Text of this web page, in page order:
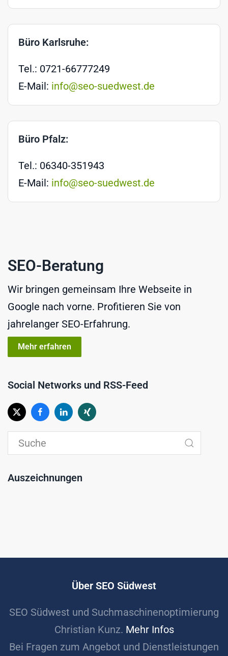
Büro Karlsruhe:
Tel.: 0721-66777249
E-Mail: info@seo-suedwest.de
Büro Pfalz:
Tel.: 06340-351943
E-Mail: info@seo-suedwest.de
SEO-Beratung
Wir bringen gemeinsam Ihre Webseite in
Google nach vorne. Profitieren Sie von
jahrelanger SEO-Erfahrung.
Mehr erfahren
Social Networks und RSS-Feed
Auszeichnungen
Über SEO Südwest
SEO Südwest und Suchmaschinenoptimierung
Christian Kunz. Mehr Infos
Bei Fragen zum Angebot und Dienstleistungen